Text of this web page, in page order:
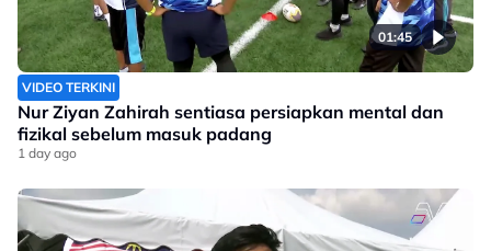
01:45
VIDEO TERKINI
Nur Ziyan Zahirah sentiasa persiapkan mental dan
fizikal sebelum masuk padang
1 day ago